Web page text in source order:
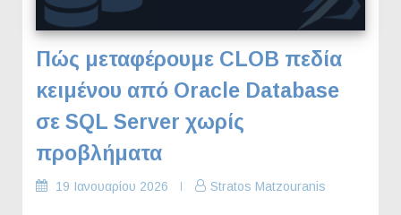
Πώς μεταφέρουμε CLOB πεδία
κειμένου από Oracle Database
σε SQL Server χωρίς
προβλήματα
19 Ιανουαρίου 2026 Stratos Matzouranis